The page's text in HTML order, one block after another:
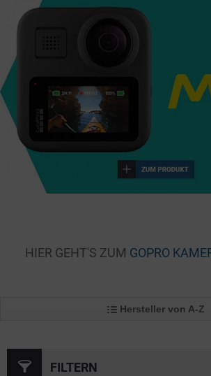
HIER GEHT'S ZUM GOPRO
Hersteller von A-Z
FILTERN